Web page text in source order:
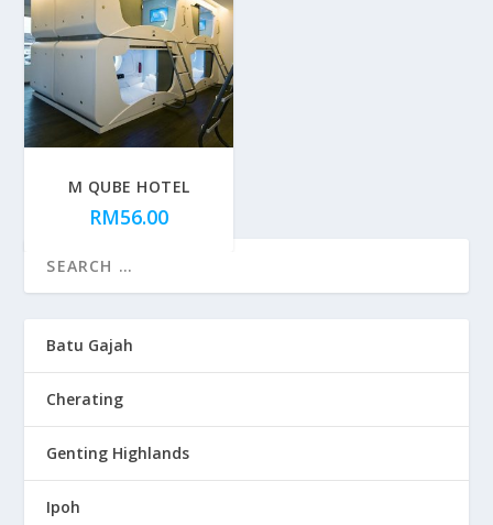
M QUBE HOTEL
RM56.00
Batu Gajah
Cherating
Genting Highlands
Ipoh